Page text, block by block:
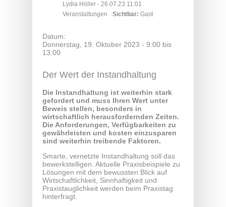
Lydia Höller - 26.07.23 11:01
Veranstaltungen
Sichtbar: Gast
Datum:
Donnerstag, 19. Oktober 2023 - 9:00 bis
13:00
Der Wert der Instandhaltung
Die Instandhaltung ist weiterhin stark
gefordert und muss Ihren Wert unter
Beweis stellen, besonders in
wirtschaftlich herausfordernden Zeiten.
Die Anforderungen, Verfügbarkeiten zu
gewährleisten und kosten einzusparen
sind weiterhin treibende Faktoren.
Smarte, vernetzte Instandhaltung soll das
bewerkstelligen. Aktuelle Praxisbeispiele zu
Lösungen mit dem bewussten Blick auf
Wirtschaftlichkeit, Sinnhaftigkeit und
Praxistauglichkeit werden beim Praxistag
hinterfragt.